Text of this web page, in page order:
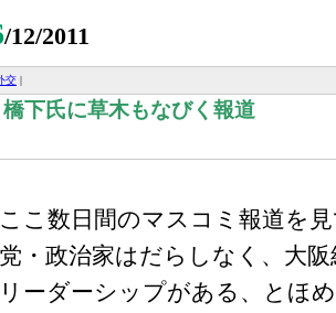
/12/2011
交 |
橋下氏に草木もなびく報道
ここ数日間のマスコミ報道を
党・政治家はだらしなく、大
リーダーシップがある、とほ